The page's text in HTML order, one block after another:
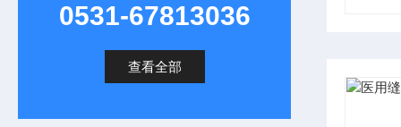
0531-67813036
查看全部